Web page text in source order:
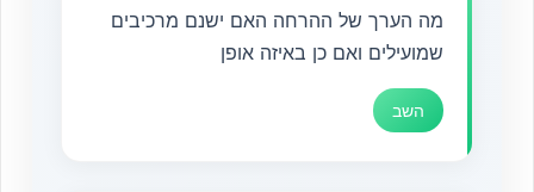
מה הערך של ההרחה האם ישנם מרכיבים
שמועילים ואם כן באיזה אופן
השב